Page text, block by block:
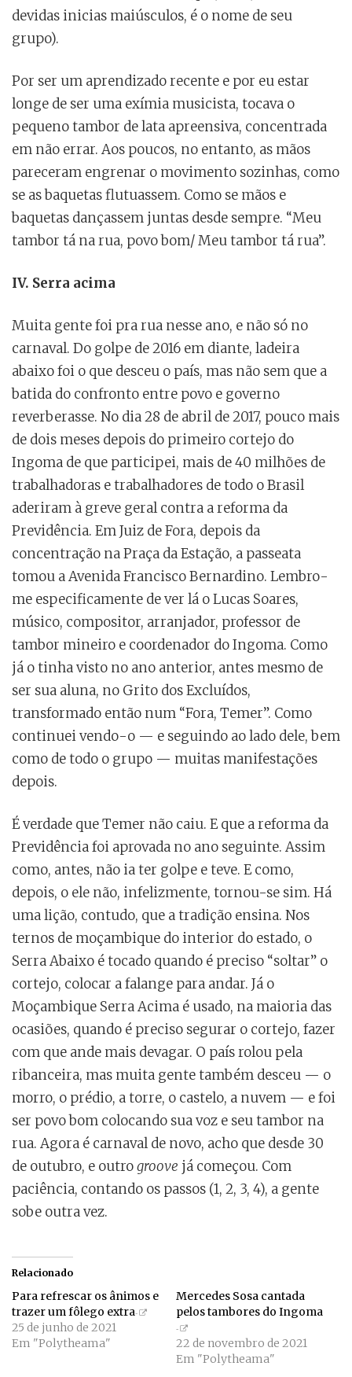
devidas inicias maiúsculos, é o nome de seu
grupo).
Por ser um aprendizado recente e por eu estar
longe de ser uma exímia musicista, tocava o
pequeno tambor de lata apreensiva, concentrada
em não errar. Aos poucos, no entanto, as mãos
pareceram engrenar o movimento sozinhas, como
se as baquetas flutuassem. Como se mãos e
baquetas dançassem juntas desde sempre. “Meu
tambor tá na rua, povo bom/ Meu tambor tá rua”.
IV. Serra acima
Muita gente foi pra rua nesse ano, e não só no
carnaval. Do golpe de 2016 em diante, ladeira
abaixo foi o que desceu o país, mas não sem que a
batida do confronto entre povo e governo
reverberasse. No dia 28 de abril de 2017, pouco mais
de dois meses depois do primeiro cortejo do
Ingoma de que participei, mais de 40 milhões de
trabalhadoras e trabalhadores de todo o Brasil
aderiram à greve geral contra a reforma da
Previdência. Em Juiz de Fora, depois da
concentração na Praça da Estação, a passeata
tomou a Avenida Francisco Bernardino. Lembro-
me especificamente de ver lá o Lucas Soares,
músico, compositor, arranjador, professor de
tambor mineiro e coordenador do Ingoma. Como
já o tinha visto no ano anterior, antes mesmo de
ser sua aluna, no Grito dos Excluídos,
transformado então num “Fora, Temer”. Como
continuei vendo-o — e seguindo ao lado dele, bem
como de todo o grupo — muitas manifestações
depois.
É verdade que Temer não caiu. E que a reforma da
Previdência foi aprovada no ano seguinte. Assim
como, antes, não ia ter golpe e teve. E como,
depois, o ele não, infelizmente, tornou-se sim. Há
uma lição, contudo, que a tradição ensina. Nos
ternos de moçambique do interior do estado, o
Serra Abaixo é tocado quando é preciso “soltar” o
cortejo, colocar a falange para andar. Já o
Moçambique Serra Acima é usado, na maioria das
ocasiões, quando é preciso segurar o cortejo, fazer
com que ande mais devagar. O país rolou pela
ribanceira, mas muita gente também desceu — o
morro, o prédio, a torre, o castelo, a nuvem — e foi
ser povo bom colocando sua voz e seu tambor na
rua. Agora é carnaval de novo, acho que desde 30
de outubro, e outrogroove já começou. Com
paciência, contando os passos (1, 2, 3, 4), a gente
sobe outra vez.
Relacionado
Para refrescar os ânimos e
trazer um fôlego extra
25 de junho de 2021
Em "Polytheama"
Mercedes Sosa cantada
pelos tambores do Ingoma
22 de novembro de 2021
Em "Polytheama"